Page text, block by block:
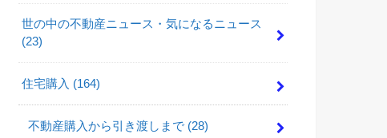
世の中の不動産ニュース・気になるニュース
(23)
住宅購入 (164)
不動産購入から引き渡しまで (28)